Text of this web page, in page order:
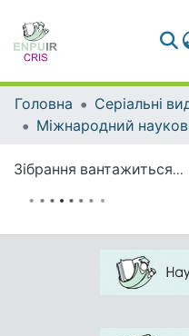
Головна
Зібрання вантажиться...